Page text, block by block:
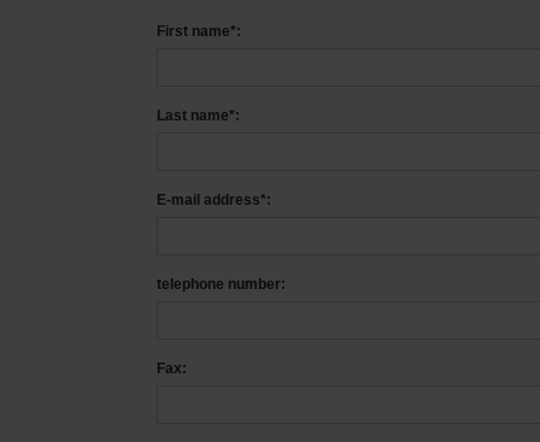
First name*:
Last name*:
E-mail address*:
telephone number:
Fax: